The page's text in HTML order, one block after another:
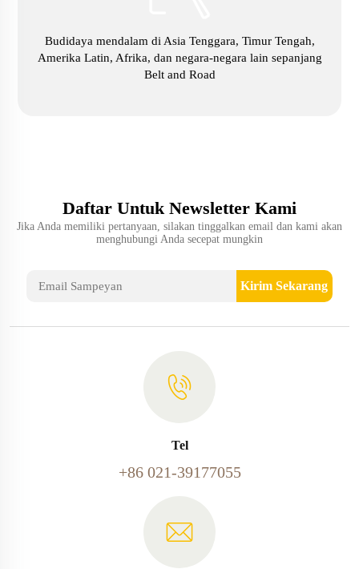
Budidaya mendalam di Asia Tenggara, Timur Tengah,
Amerika Latin, Afrika, dan negara-negara lain sepanjang
Belt and Road
Daftar Untuk Newsletter Kami
Jika Anda memiliki pertanyaan, silakan tinggalkan email dan kami akan
menghubungi Anda secepat mungkin
Kirim Sekarang
Tel
+86 021-39177055